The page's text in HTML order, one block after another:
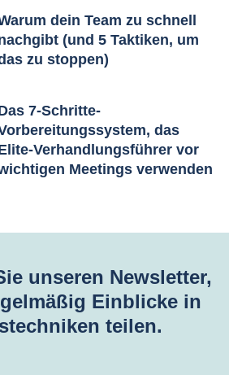
dein Team zu schnell
(und 5 Taktiken, um
zu stoppen)
7-Schritte-
das
Verhandlungsführer vor
Meetings verwenden
unseren Newsletter,
Einblicke in
teilen.